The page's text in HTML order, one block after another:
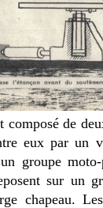
composé de
eux par un
groupe
sur un
chapeau.